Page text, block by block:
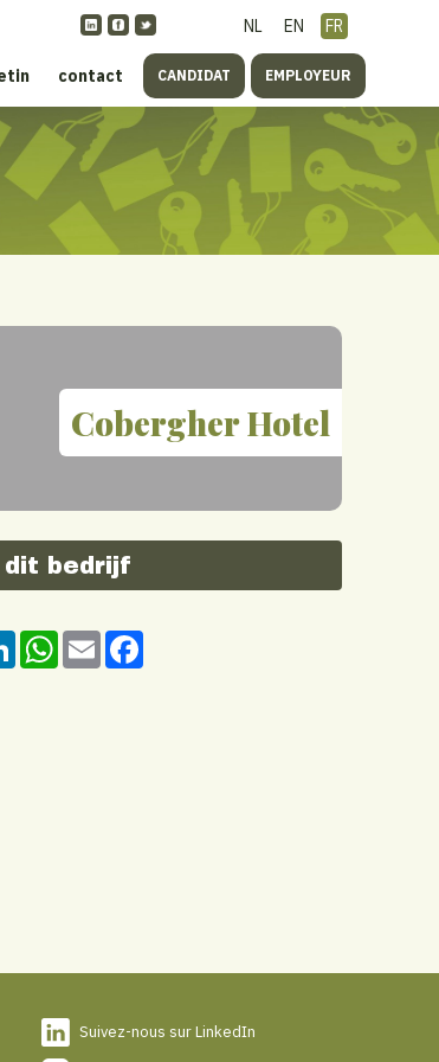
NL EN FR
contact CANDIDAT EMPLOYEUR
Cobergher Hotel
dit bedrijf
LinkedInWhatsApp
Email
Suivez-nous sur LinkedIn